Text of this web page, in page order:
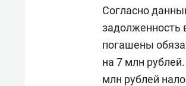
Согласно
задолженность
погашены
на 7 млн
млн рублей